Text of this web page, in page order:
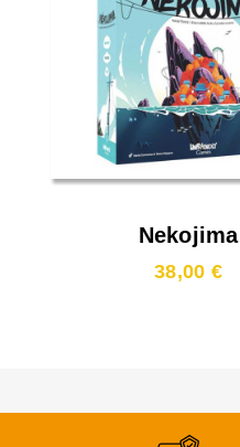
Nekojima
38,00 €